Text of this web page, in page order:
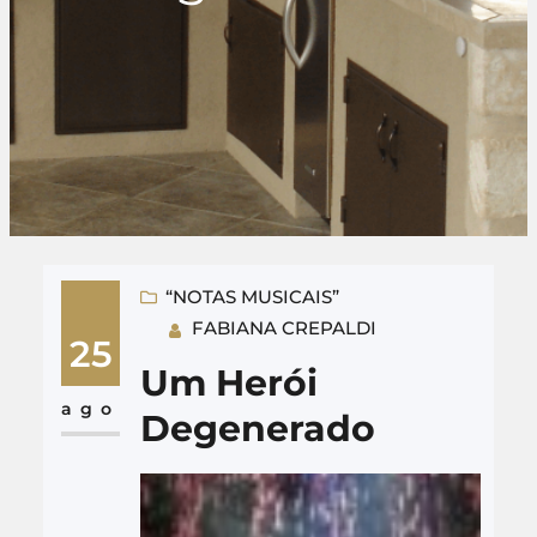
25
ago
“NOTAS MUSICAIS”
FABIANA CREPALDI
Um Herói
Degenerado